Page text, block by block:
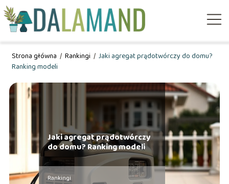
Strona główna / Rankingi / Jaki agregat prądotwórczy do domu?
Ranking modeli
Jaki agregat prądotwórczy
do domu? Ranking modeli
Rankingi